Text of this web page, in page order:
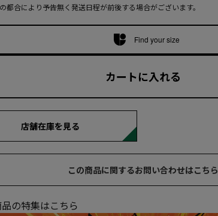
都合により予告無く発送日程が前後する場合がございます。
Find your size
カートに入れる
店舗在庫を見る
この商品に関するお問い合わせはこちら
の特集はこちら